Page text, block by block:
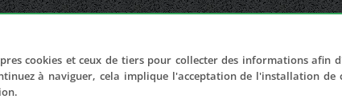
cookies et ceux de tiers pour collecter des informations afin
à naviguer, cela implique l'acceptation de l'installation